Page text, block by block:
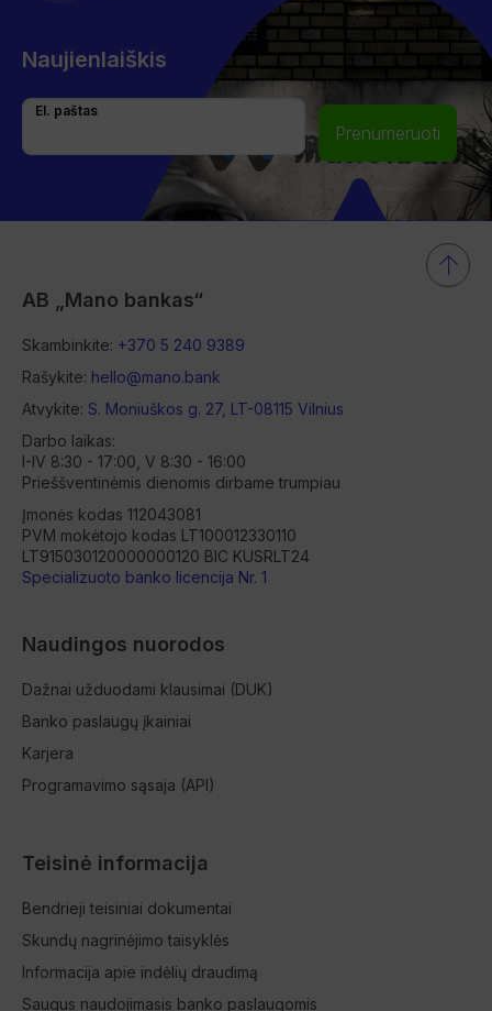
Naujienlaiškis
El. paštas
Prenumeruoti
AB „Mano bankas“
Skambinkite: +370 5 240 9389
Rašykite: hello@mano.bank
Atvykite: S. Moniuškos g. 27, LT-08115 Vilnius
Darbo laikas:
I-IV 8:30 - 17:00, V 8:30 - 16:00
Prieššventinėmis dienomis dirbame trumpiau
Įmonės kodas 112043081
PVM mokėtojo kodas LT100012330110
LT915030120000000120 BIC KUSRLT24
Specializuoto banko licencija Nr. 1
Naudingos nuorodos
Dažnai užduodami klausimai (DUK)
Banko paslaugų įkainiai
Karjera
Programavimo sąsaja (API)
Teisinė informacija
Bendrieji teisiniai dokumentai
Skundų nagrinėjimo taisyklės
Informacija apie indėlių draudimą
Saugus naudojimasis banko paslaugomis